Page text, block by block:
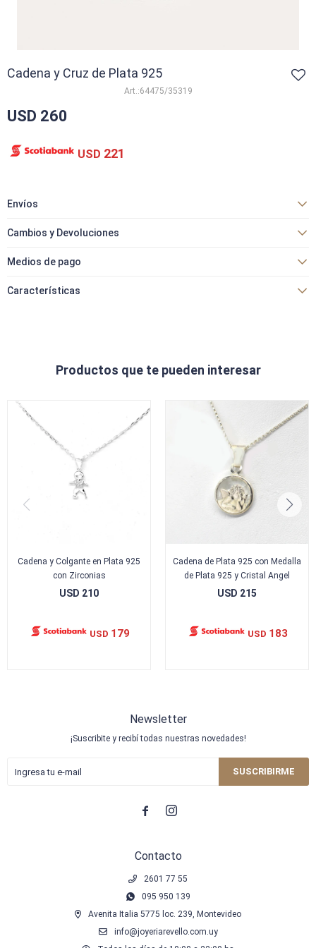
Cadena y Cruz de Plata 925
64475/35319
USD 260
USD 221
Envíos
Cambios y Devoluciones
Medios de pago
Características
Productos que te pueden interesar
Cadena y Colgante en Plata 925
con Zirconias
USD 210
USD 179
Cadena de Plata 925 con Medalla
de Plata 925 y Cristal Angel
USD 215
USD 183
Contacto
2601 77 55
095 950 139
Avenita Italia 5775 loc. 239, Montevideo
info@joyeriarevello.com.uy
Newsletter
¡Suscribite y recibí todas nuestras novedades!
SUSCRIBIRME
 